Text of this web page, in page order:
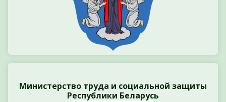
Министерство труда и социальной защиты
Республики Беларусь